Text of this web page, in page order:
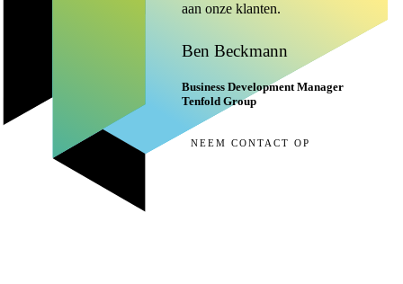
aan onze klanten.
Ben Beckmann
Business Development Manager
Tenfold Group
NEEM CONTACT OP